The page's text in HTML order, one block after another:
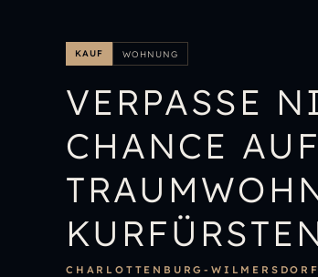
KAUF WOHNUNG
VERPASSE
CHANCE
CHARLOTTENBURG-